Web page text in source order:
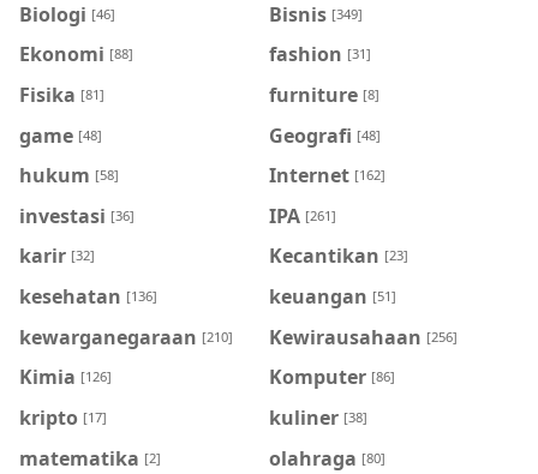
Biologi [46] Bisnis [349]
Ekonomi [88] fashion [31]
Fisika [81] furniture [8]
game [48] Geografi [48]
hukum [58] Internet [162]
investasi [36] IPA [261]
karir [32] Kecantikan [23]
kesehatan [136] keuangan [51]
kewarganegaraan [210] Kewirausahaan [256]
Kimia [126] Komputer [86]
kripto [17] kuliner [38]
matematika [2] olahraga [80]